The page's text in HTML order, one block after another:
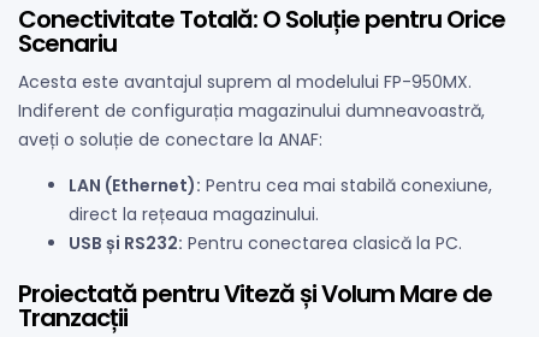
Conectivitate Totală: O Soluție pentru Orice
Scenariu
Acesta este avantajul suprem al modelului FP-950MX.
Indiferent de configurația magazinului dumneavoastră,
aveți o soluție de conectare la ANAF:
LAN (Ethernet): Pentru cea mai stabilă conexiune,
direct la rețeaua magazinului.
USB și RS232: Pentru conectarea clasică la PC.
Proiectată pentru Viteză și Volum Mare de
Tranzacții